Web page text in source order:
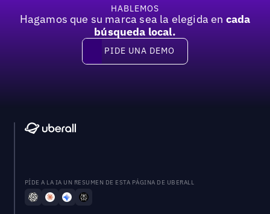
HABLEMOS
Hagamos que su marca sea la elegida en cada
búsqueda local.
Pide una demo
PIDE UNA DEMO
PÍDE A LA IA UN RESUMEN DE ESTA PÁGINA DE UBERALL